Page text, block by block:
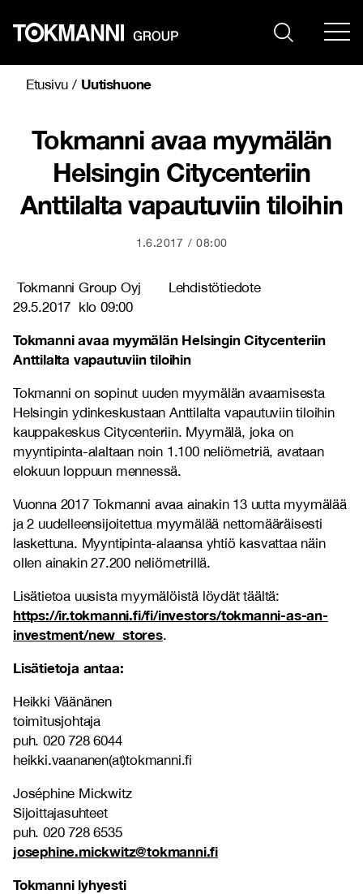
sisältöön
Etusivu/ Uutishuone
Tokmanni avaa myymälän
Helsingin Citycenteriin
Anttilalta vapautuviin tiloihin
1.6.2017 08:00
Tokmanni Group Oyj Lehdistötiedote
29.5.2017 klo 09:00
Tokmanni avaa myymälän Helsingin Citycenteriin
Anttilalta vapautuviin tiloihin
Tokmanni on sopinut uuden myymälän avaamisesta
Helsingin ydinkeskustaan Anttilalta vapautuviin tiloihin
kauppakeskus Citycenteriin. Myymälä, joka on
myyntipinta-alaltaan noin 1.100 neliömetriä, avataan
elokuun loppuun mennessä.
Vuonna 2017 Tokmanni avaa ainakin 13 uutta myymälää
ja 2 uudelleensijoitettua myymälää nettomääräisesti
laskettuna. Myyntipinta-alaansa yhtiö kasvattaa näin
ollen ainakin 27.200 neliömetrillä.
Lisätietoa uusista myymälöistä löydät täältä:
https://ir.tokmanni.fi/fi/investors/tokmanni-as-an-
investment/new_stores.
Lisätietoja antaa:
Heikki Väänänen
toimitusjohtaja
puh. 020 728 6044
heikki.vaananen(at)tokmanni.fi
Joséphine Mickwitz
Sijoittajasuhteet
puh. 020 728 6535
josephine.mickwitz@tokmanni.fi
Tokmanni lyhyesti